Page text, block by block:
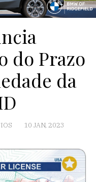
do Prazo
da
10 JAN, 2023